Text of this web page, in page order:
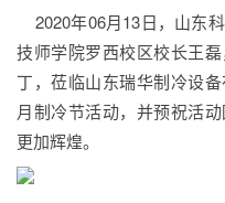
2020年06月13日，山东
技师学院罗西校区校长王
丁，莅临山东瑞华制冷设
月制冷节活动，并预祝活
更加辉煌。